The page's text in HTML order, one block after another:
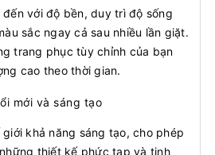
đến với độ bền, duy trì độ sống
sắc ngay cả sau nhiều lần giặt.
trang phục tùy chỉnh của bạn
cao theo thời gian.
mới và sáng tạo
giới khả năng sáng tạo, cho phép
thiết kế phức tạp và tinh